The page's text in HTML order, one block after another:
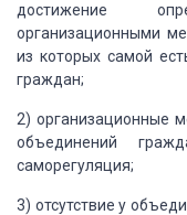
достижение
организационными
из которых самой
граждан;
2) организационные
объединений
саморегуляция;
3) отсутствие у